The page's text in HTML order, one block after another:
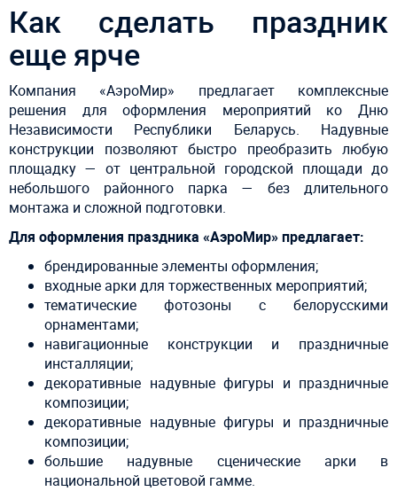
Как сделать праздник
еще ярче
Компания «АэроМир» предлагает комплексные
решения для оформления мероприятий ко Дню
Независимости Республики Беларусь. Надувные
конструкции позволяют быстро преобразить любую
площадку — от центральной городской площади до
небольшого районного парка — без длительного
монтажа и сложной подготовки.
Для оформления праздника «АэроМир» предлагает:
брендированные элементы оформления;
входные арки для торжественных мероприятий;
тематические фотозоны с белорусскими
орнаментами;
навигационные конструкции и праздничные
инсталляции;
декоративные надувные фигуры и праздничные
композиции;
декоративные надувные фигуры и праздничные
композиции;
большие надувные сценические арки в
национальной цветовой гамме.